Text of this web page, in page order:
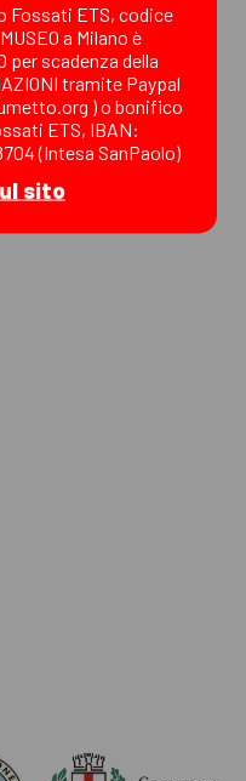
Fossati ETS, codice
a Milano è
per scadenza della
tramite Paypal
) o bonifico
ETS, IBAN:
(Intesa SanPaolo)
sito